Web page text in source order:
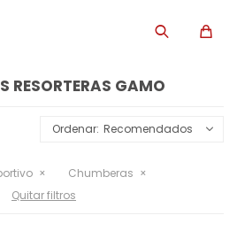
RESORTERAS GAMO
Recomendados
Chumberas
Quitar filtros